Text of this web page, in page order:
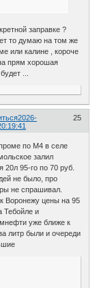
заправке ?
то думаю на том же
или калине , короче
прям хорошая
...
25
2026-
по М4 в селе
залил
20л 95-го по 70 руб.
не было, про
не спрашивал.
Воронежу цены на 95
Тебойле и
уже ближе к
литр были и очереди